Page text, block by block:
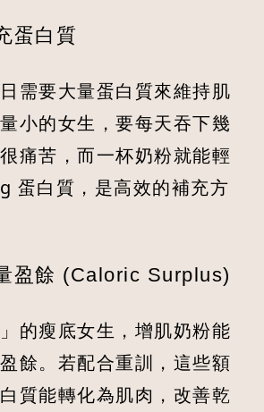
蛋白質
需要大量蛋白質來維持肌
小的女生，要每天吞下幾
痛苦，而一杯奶粉就能輕
蛋白質，是高效的補充方
盈餘 (Caloric Surplus)
的瘦底女生，增肌奶粉能
餘。若配合重訓，這些額
質能轉化為肌肉，改善乾